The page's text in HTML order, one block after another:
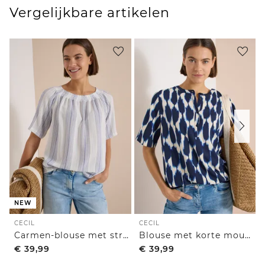
Vergelijkbare artikelen
NEW
CECIL
Carmen-blouse met streepjespatroon
€ 39,99
CECIL
Blouse met korte mouwen, ronde hals en print
€ 39,99